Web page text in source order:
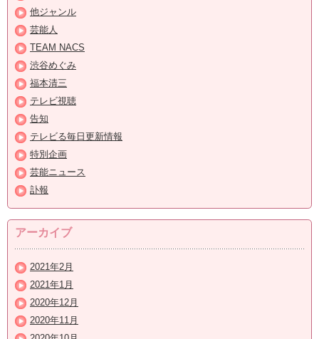
他ジャンル
芸能人
TEAM NACS
渋谷めぐみ
福本清三
テレビ視聴
告知
テレビる毎日更新情報
特別企画
芸能ニュース
訃報
アーカイブ
2021年2月
2021年1月
2020年12月
2020年11月